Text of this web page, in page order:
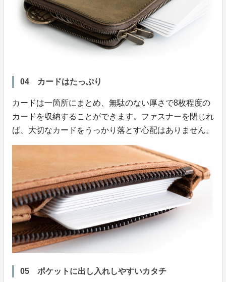
04 カードはたっぷり
カードは一箇所にまとめ、無駄のない厚さで8枚程度の
カードを収納することができます。ファスナーを閉じれ
ば、大切なカードをうっかり落とす心配はありません。
05 ポケットに出し入れしやすいカタチ